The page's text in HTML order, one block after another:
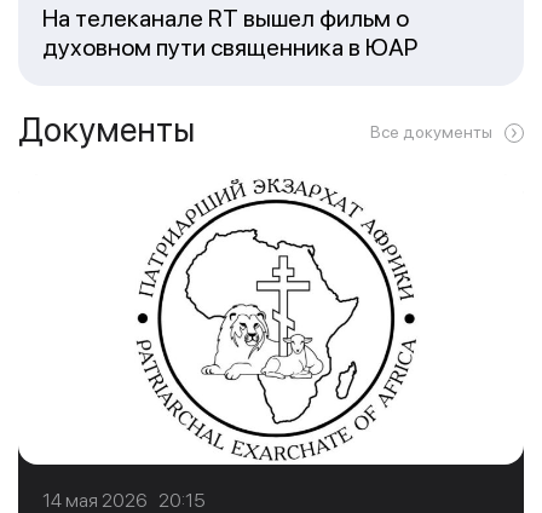
На телеканале RT вышел фильм о
духовном пути священника в ЮАР
Документы Все документы
14 мая 2026 20:15